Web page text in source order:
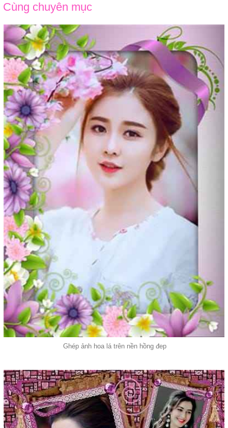
Cùng chuyên mục
Ghép ảnh hoa lá trên nền hồng đep